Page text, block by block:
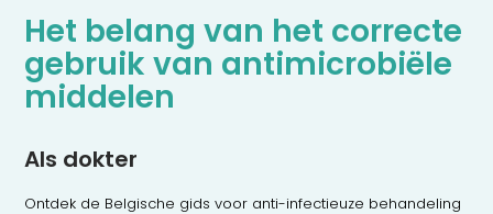
Het belang van het correcte
gebruik van antimicrobiële
middelen
Als dokter
Ontdek de Belgische gids voor anti-infectieuze behandeling